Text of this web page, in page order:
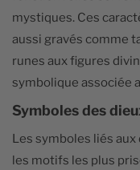
mystiques. Ces
aussi gravés comme
runes aux figures
symbolique associée
Symboles des
Les symboles liés
les motifs les plus